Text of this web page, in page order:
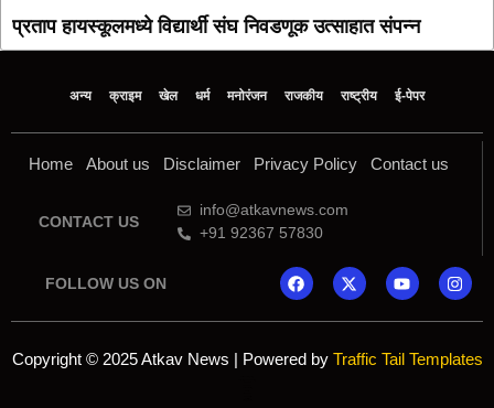
प्रताप हायस्कूलमध्ये विद्यार्थी संघ निवडणूक उत्साहात संपन्न
अन्य क्राइम खेल धर्म मनोरंजन राजकीय राष्ट्रीय ई-पेपर
Home About us Disclaimer Privacy Policy Contact us
CONTACT US
info@atkavnews.com
+91 92367 57830
FOLLOW US ON
Copyright © 2025 Atkav News | Powered by Traffic Tail Templates